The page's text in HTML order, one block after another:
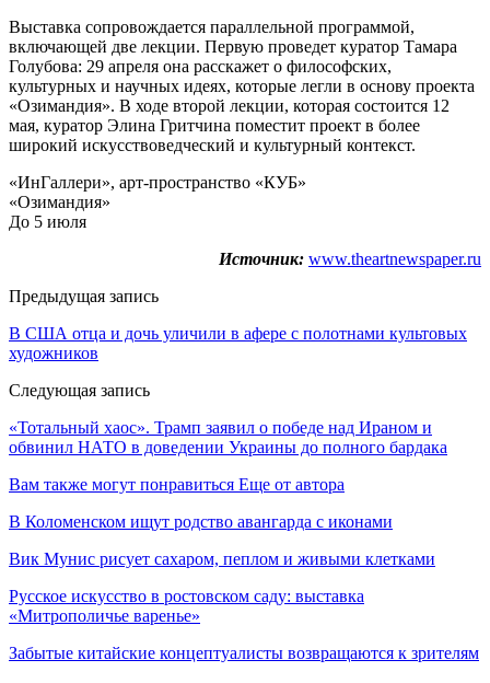
Выставка сопровождается параллельной программой,
включающей две лекции. Первую проведет куратор Тамара
Голубова: 29 апреля она расскажет о философских,
культурных и научных идеях, которые легли в основу проекта
«Озимандия». В ходе второй лекции, которая состоится 12
мая, куратор Элина Гритчина поместит проект в более
широкий искусствоведческий и культурный контекст.
«ИнГаллери», арт-пространство «КУБ»
«Озимандия»
До 5 июля
Источник: www.theartnewspaper.ru
Предыдущая запись
В США отца и дочь уличили в афере с полотнами культовых
художников
Следующая запись
«Тотальный хаос». Трамп заявил о победе над Ираном и
обвинил НАТО в доведении Украины до полного бардака
Вам также могут понравиться Еще от автора
В Коломенском ищут родство авангарда с иконами
Вик Мунис рисует сахаром, пеплом и живыми клетками
Русское искусство в ростовском саду: выставка
«Митрополичье варенье»
Забытые китайские концептуалисты возвращаются к зрителям